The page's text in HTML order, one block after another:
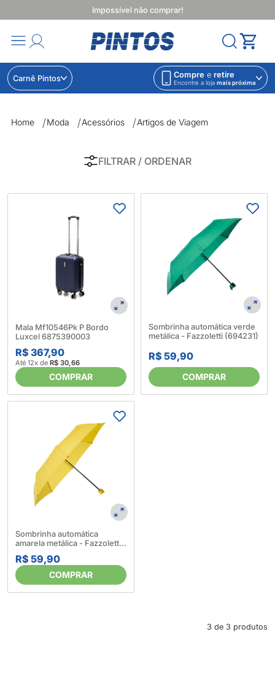
Impossível não comprar!
Carnê Pintos Compre e retire
Encontre a loja mais próxima
Home
Moda Acessórios Artigos de Viagem
FILTRAR / ORDENAR
Mala Mf10546Pk P Bordo
Luxcel 6875390003
R$ 367,90
Até 12x de R$ 30,66
COMPRAR
Sombrinha automática verde
metálica - Fazzoletti (694231)
R$ 59,90
COMPRAR
Sombrinha automática
amarela metálica - Fazzoletti
(694229)
R$ 59,90
COMPRAR
3 de 3 produtos